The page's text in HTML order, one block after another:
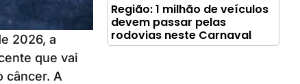
2026, a
que vai
câncer. A
Região: 1 milhão de veículos
devem passar pelas
rodovias neste Carnaval